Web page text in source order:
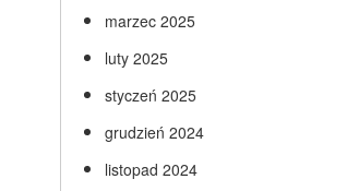
marzec 2025
luty 2025
styczeń 2025
grudzień 2024
listopad 2024